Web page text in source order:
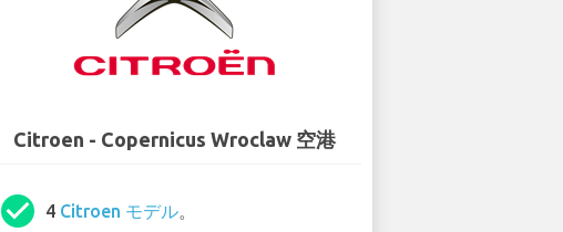
Citroen - Copernicus Wroclaw 空港
check_circle 4 Citroen モデル。